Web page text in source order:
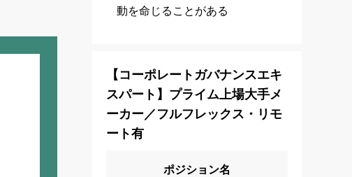
動を命じることがある
【コーポレートガバナンスエキ
スパート】プライム上場大手メ
ーカー／フルフレックス・リモ
ート有
ポジション名